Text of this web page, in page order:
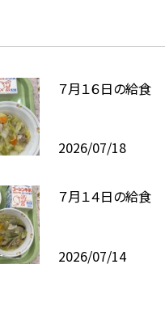
７月１６日の給食
2026/07/18
７月１４日の給食
2026/07/14